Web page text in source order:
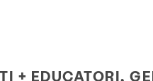
+ EDUCATORI,